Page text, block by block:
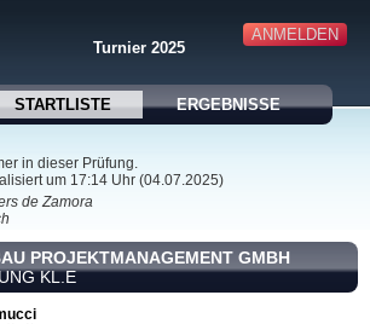
ANMELDEN
Turnier 2025
STARTLISTE ERGEBNISSE
in dieser Prüfung.
um 17:14 Uhr (04.07.2025)
de Zamora
PROJEKTMANAGEMENT GMBH
KL.E